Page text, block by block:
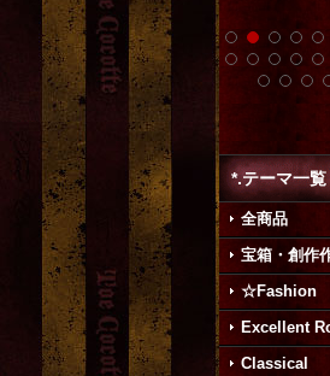
*.テーマ一覧
全商品
宝箱・創作
☆Fashion
Excellent
Classical